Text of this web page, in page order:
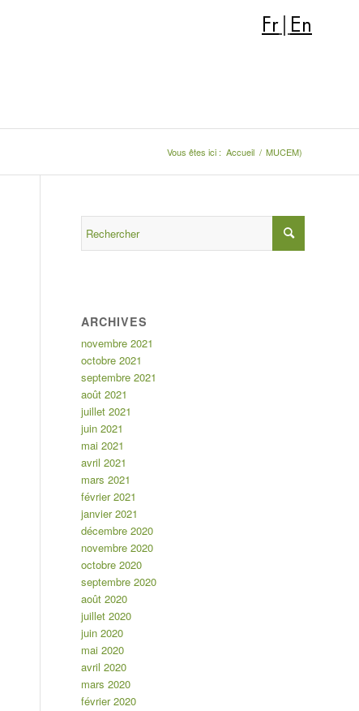
Fr En
Vous êtes ici : Accueil / MUCEM)
ARCHIVES
novembre 2021
octobre 2021
septembre 2021
août 2021
juillet 2021
juin 2021
mai 2021
avril 2021
mars 2021
février 2021
janvier 2021
décembre 2020
novembre 2020
octobre 2020
septembre 2020
août 2020
juillet 2020
juin 2020
mai 2020
avril 2020
mars 2020
février 2020